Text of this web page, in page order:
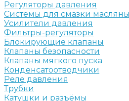
Регуляторы давления
Системы для смазки
Усилители давления
Фильтры-регуляторы
Блокирующие клапаны
Клапаны безопасности
Клапаны мягкого пуска
Конденсатоотводчики
Реле давления
Трубки
Катушки и разъёмы